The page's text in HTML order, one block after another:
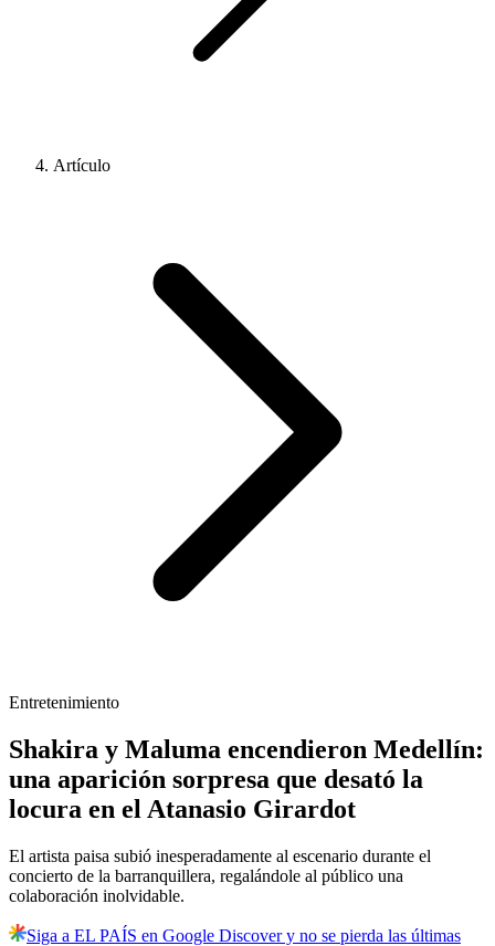
Artículo
Entretenimiento
Shakira y Maluma encendieron Medellín:
una aparición sorpresa que desató la
locura en el Atanasio Girardot
El artista paisa subió inesperadamente al escenario durante el
concierto de la barranquillera, regalándole al público una
colaboración inolvidable.
Siga a EL PAÍS en Google Discover y no se pierda las últimas